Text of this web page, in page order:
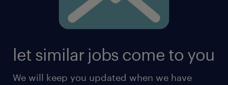
let similar jobs come to you
We will keep you updated when we have